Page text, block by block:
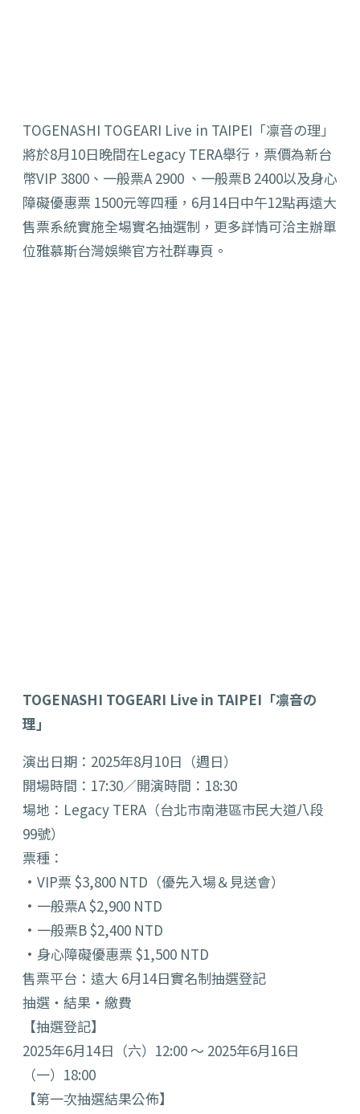
TOGENASHI TOGEARI Live in TAIPEI「凛音の理」
將於8月10日晚間在Legacy TERA舉行，票價為新台
幣VIP 3800、一般票A 2900 、一般票B 2400以及身心
障礙優惠票 1500元等四種，6月14日中午12點再遠大
售票系統實施全場實名抽選制，更多詳情可洽主辦單
位雅慕斯台灣娛樂官方社群專頁。
TOGENASHI TOGEARI Live in TAIPEI「凛音の
理」
演出日期：2025年8月10日（週日）
開場時間：17:30／開演時間：18:30
場地：Legacy TERA（台北市南港區市民大道八段
99號）
票種：
•VIP票 $3,800 NTD（優先入場＆見送會）
•一般票A $2,900 NTD
•一般票B $2,400 NTD
•身心障礙優惠票 $1,500 NTD
售票平台：遠大 6月14日實名制抽選登記
抽選・結果・繳費
【抽選登記】
2025年6月14日（六）12:00 〜 2025年6月16日
（一）18:00
【第一次抽選結果公佈】